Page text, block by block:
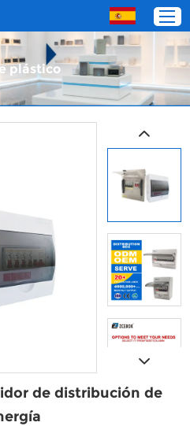
de nosotros
plástico
de distribución de